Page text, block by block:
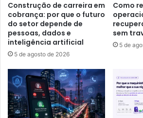
Construção de carreira em
cobrança: por que o futuro
do setor depende de
pessoas, dados e
inteligência artificial
5 de agosto de 2026
Como
sem
5 de